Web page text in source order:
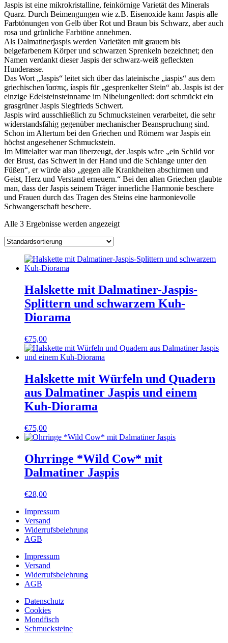
Jaspis ist eine mikrokristalline, feinkörnige Varietät des Minerals
Quarz. Durch Beimengungen wie z.B. Eisenoxide kann Jaspis alle
Farbtönungen von Gelb über Rot und Braun bis Schwarz, aber auch
rosa und grünliche Farbtöne annehmen.
Als Dalmatinerjaspis werden Varietäten mit grauem bis
beigefarbenem Körper und schwarzen Sprenkeln bezeichnet; den
Namen verdankt dieser Jaspis der schwarz-weiß gefleckten
Hunderasse.
Das Wort „Jaspis“ leitet sich über das lateinische „iaspis“ aus dem
griechischen ἴασπις, íaspis für „gesprenkelter Stein“ ab. Jaspis ist der
einzige Edelsteinsteinname im Nibelungenlied: dort schmückt ein
grasgrüner Jaspis Siegfrieds Schwert.
Jaspis wird ausschließlich zu Schmucksteinen verarbeitet, die sehr
widerstandsfähig gegenüber mechanischer Beanspruchung sind.
Schon im Altertum bei den Griechen und Römern war Jaspis ein
höchst angesehener Schmuckstein.
Im Mittelalter war man überzeugt, der Jaspis wäre „ein Schild vor
der Brust, das Schwert in der Hand und die Schlange unter den
Füßen“, er würde also „gegen alle Krankheiten abschirmen und
Geist, Herz und Verstand erneuern.“ Bei den alten Griechen glaubte
man, dass der Jaspis seinem Träger innerliche Harmonie beschere
und Frauen durch das Tragen des Steins eine harmonievolle
Schwangerschaft beschere.
Alle 3 Ergebnisse werden angezeigt
Halskette mit Dalmatiner-Jaspis-
Splittern und schwarzem Kuh-
Diorama
€75,00
Halskette mit Würfeln und Quadern
aus Dalmatiner Jaspis und einem
Kuh-Diorama
€75,00
Ohrringe *Wild Cow* mit
Dalmatiner Jaspis
€28,00
Impressum
Versand
Widerrufsbelehrung
AGB
Impressum
Versand
Widerrufsbelehrung
AGB
Datenschutz
Cookies
Mondfisch
Schmucksteine